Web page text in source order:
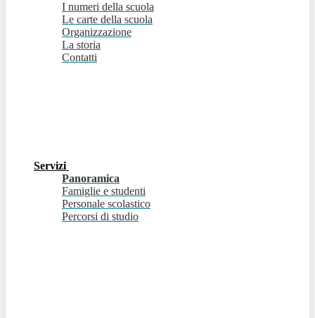
I numeri della scuola
Le carte della scuola
Organizzazione
La storia
Contatti
Servizi
Panoramica
Famiglie e studenti
Personale scolastico
Percorsi di studio